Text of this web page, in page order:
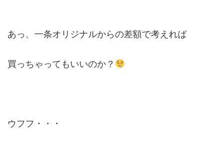
あっ、一条オリジナルからの差額で考えれば
買っちゃってもいいのか？
ウフフ・・・